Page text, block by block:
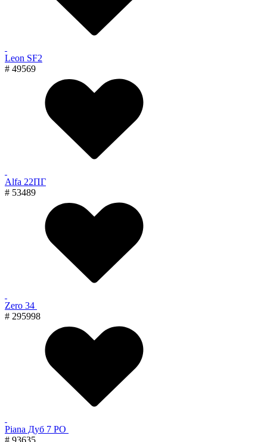
Leon SF2
# 49569
Alfa 22ПГ
# 53489
Zero 34
# 295998
Piana Дуб 7 PO
# 93635